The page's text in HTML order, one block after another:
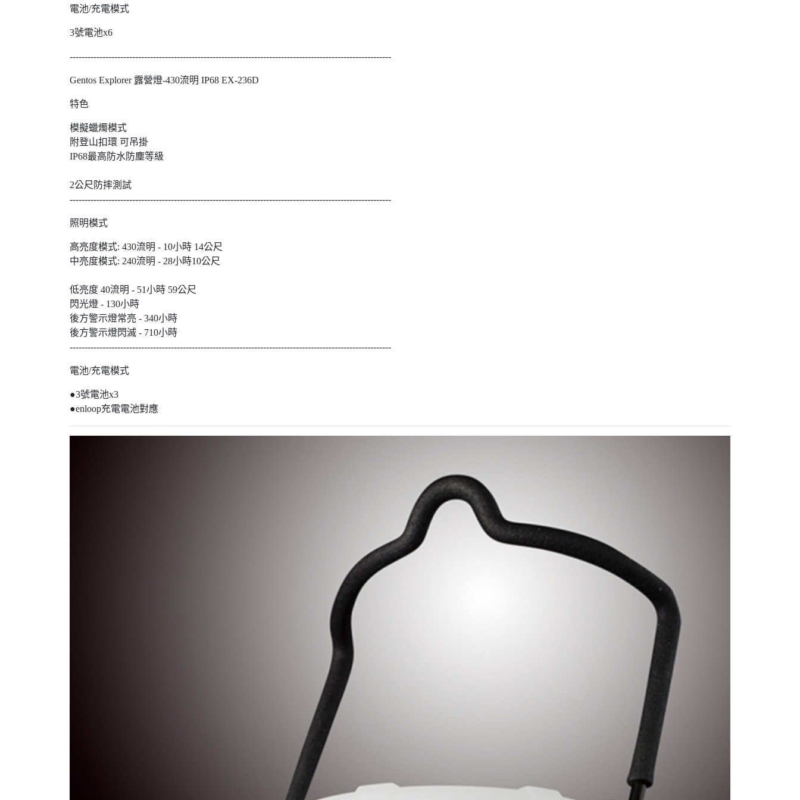
電池/充電模式
3號電池x6
------------------------------------------------------------------------------------------------------------
Gentos Explorer 露營燈-430流明 IP68 EX-236D
特色
模擬蠟燭模式
附登山扣環 可吊掛
IP68最高防水防塵等級
2公尺防摔測試
------------------------------------------------------------------------------------------------------------
照明模式
高亮度模式: 430流明 - 10小時 14公尺
中亮度模式: 240流明 - 28小時10公尺
低亮度 40流明 - 51小時 59公尺
閃光燈 - 130小時
後方警示燈常亮 - 340小時
後方警示燈閃滅 - 710小時
------------------------------------------------------------------------------------------------------------
電池/充電模式
●3號電池x3
●enloop充電電池對應